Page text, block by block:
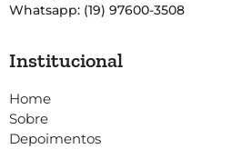
Whatsapp: (19) 97600-3508
Institucional
Home
Sobre
Depoimentos